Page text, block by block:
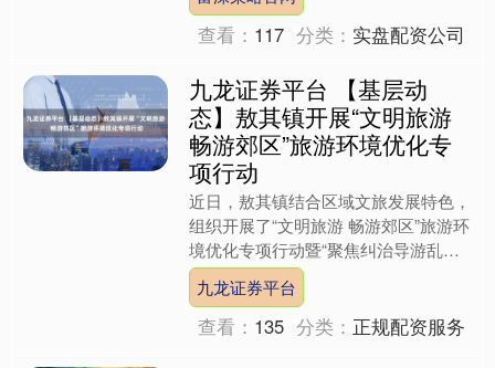
查看：117 分类：
态】敖其镇开展“文明旅游
畅游郊区”旅游环境优化专
项行动
近日，敖其镇结合区域文旅发展特色，
组织开展了“文明旅游 畅游郊区”旅游环
境优化专项行动暨“聚焦纠治导游乱象
筑牢法治护航防线”文明旅游普法宣传
主题活动，以普法促....
九龙证券平台
查看：135 分类：